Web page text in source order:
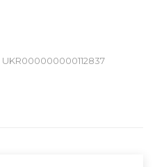
UKR000000000112837